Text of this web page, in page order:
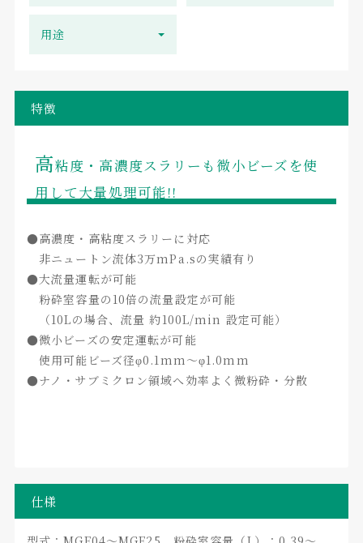
用途
特徴
高粘度・高濃度スラリーも微小ビーズを使
用して大量処理可能!!
●高濃度・高粘度スラリーに対応
非ニュートン流体3万mPa.sの実績有り
●大流量運転が可能
粉砕室容量の10倍の流量設定が可能
（10Lの場合、流量 約100L/min 設定可能）
●微小ビーズの安定運転が可能
使用可能ビーズ径φ0.1mm～φ1.0mm
●ナノ・サブミクロン領域へ効率よく微粉砕・分散
仕様